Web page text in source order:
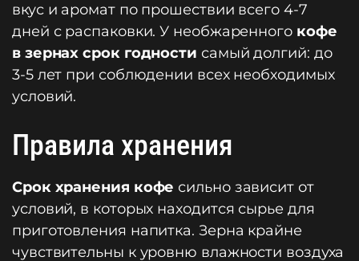
вкус и аромат по прошествии всего 4-7
дней с распаковки. У необжаренного кофе
в зернах срок годности самый долгий: до
3-5 лет при соблюдении всех необходимых
условий.
Правила хранения
Срок хранения кофе сильно зависит от
условий, в которых находится сырье для
приготовления напитка. Зерна крайне
чувствительны к уровню влажности воздуха